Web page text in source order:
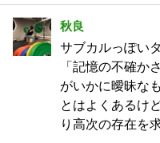
秋良
サブカルっぽい
「記憶の不確か
がいかに曖昧な
とはよくあるけ
り高次の存在を